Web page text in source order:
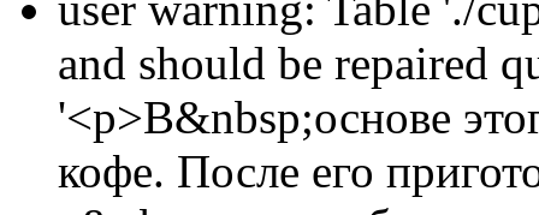
and should be repaired
'<p>В&nbsp;основе
кофе. После его